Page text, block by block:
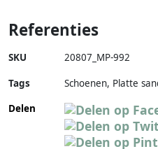
Referenties
SKU 20807_MP-992
Tags
Schoenen, Platte
Delen